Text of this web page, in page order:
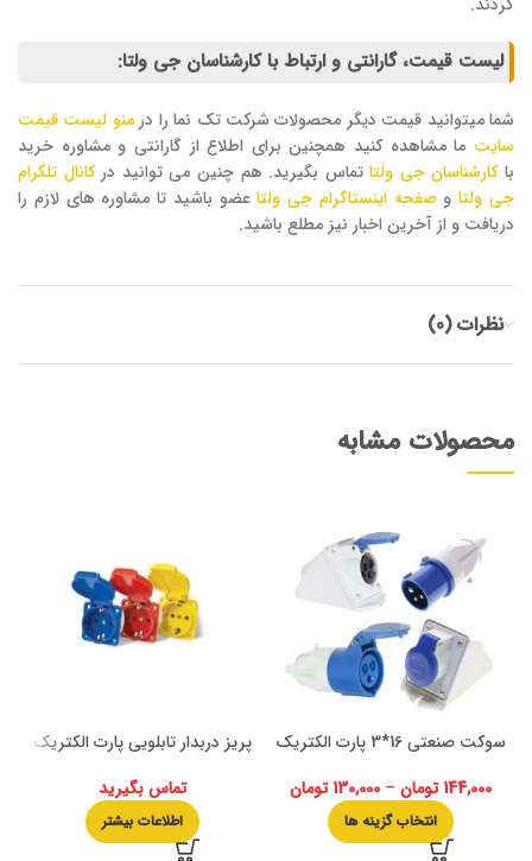
لیست قیمت، گارانتی و ارتباط با کارشناسان جی ولتا:
شما میتوانید قیمت دیگر محصولات شرکت تک نما را درمنو لیست قیمت
سایت ما مشاهده کنید همچنین برای اطلاع از گارانتی و مشاوره خرید
باکارشناسان جی ولتاتماس بگیرید. هم چنین می توانید درکانال تلگرام
جی ولتاوصفحه اینستاگرام جی ولتاعضو باشید تا مشاوره های لازم را
دریافت و از آخرین اخبار نیز مطلع باشید.
نظرات (0)
محصولات مشابه
سوکت صنعتی 16*3 پارت الکتریک
144,000 تومان –
130,000 تومان
انتخاب گزینه ها
پریز دربدار تابلویی پارت الکتریک
تماس بگیرید
اطلاعات بیشتر